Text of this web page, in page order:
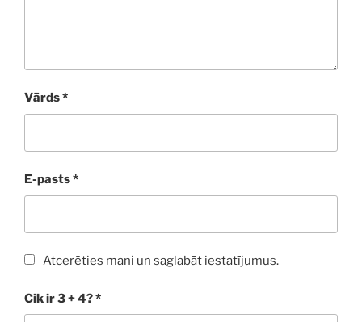
Vārds*
E-pasts*
Atcerēties mani un saglabāt iestatījumus.
Cik ir 3 + 4?*